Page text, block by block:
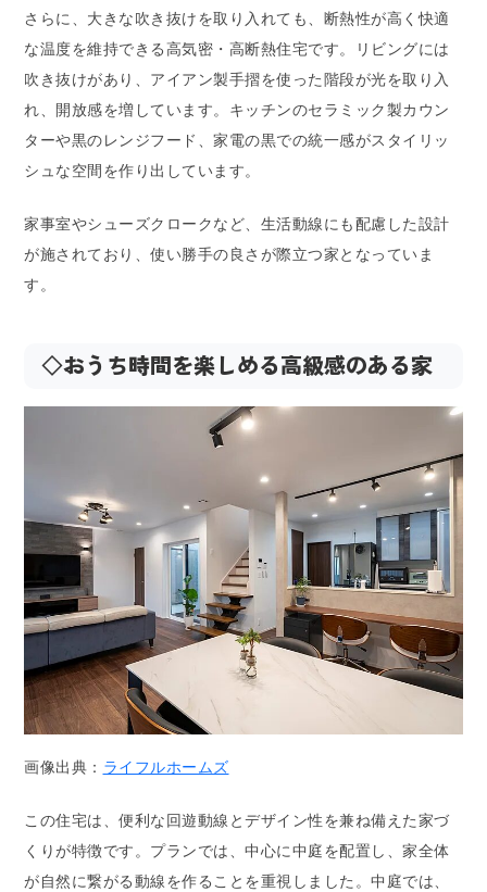
さらに、大きな吹き抜けを取り入れても、断熱性が高く快適
な温度を維持できる高気密・高断熱住宅です。リビングには
吹き抜けがあり、アイアン製手摺を使った階段が光を取り入
れ、開放感を増しています。キッチンのセラミック製カウン
ターや黒のレンジフード、家電の黒での統一感がスタイリッ
シュな空間を作り出しています。
家事室やシューズクロークなど、生活動線にも配慮した設計
が施されており、使い勝手の良さが際立つ家となっていま
す。
◇おうち時間を楽しめる高級感のある家
画像出典： ライフルホームズ
この住宅は、便利な回遊動線とデザイン性を兼ね備えた家づ
くりが特徴です。プランでは、中心に中庭を配置し、家全体
が自然に繋がる動線を作ることを重視しました。中庭では、